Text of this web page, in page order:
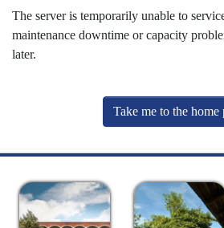
The server is temporarily unable to
maintenance downtime or capacity
later.
Take me to the home